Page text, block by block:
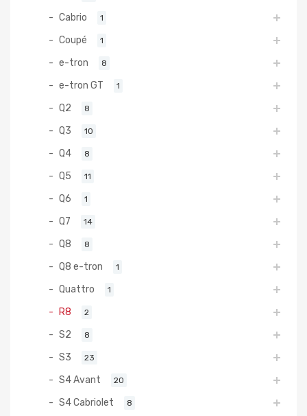
Cabrio 1
Coupé 1
e-tron 8
e-tron GT 1
Q2 8
Q3 10
Q4 8
Q5 11
Q6 1
Q7 14
Q8 8
Q8 e-tron 1
Quattro 1
R8 2
S2 8
S3 23
S4 Avant 20
S4 Cabriolet 8